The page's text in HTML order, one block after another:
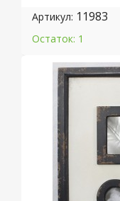
Артикул: 11983
Остаток: 1